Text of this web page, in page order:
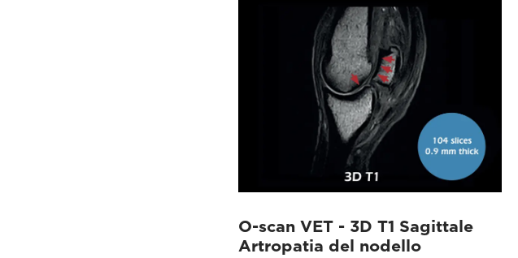
O-scan VET - 3D T1 Sagittale
Artropatia del nodello